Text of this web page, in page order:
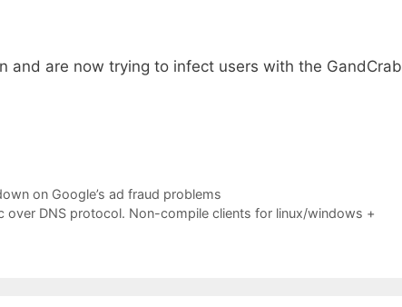
and are now trying to infect users with the GandCrab
on Google’s ad fraud problems
over DNS protocol. Non-compile clients for linux/windows +